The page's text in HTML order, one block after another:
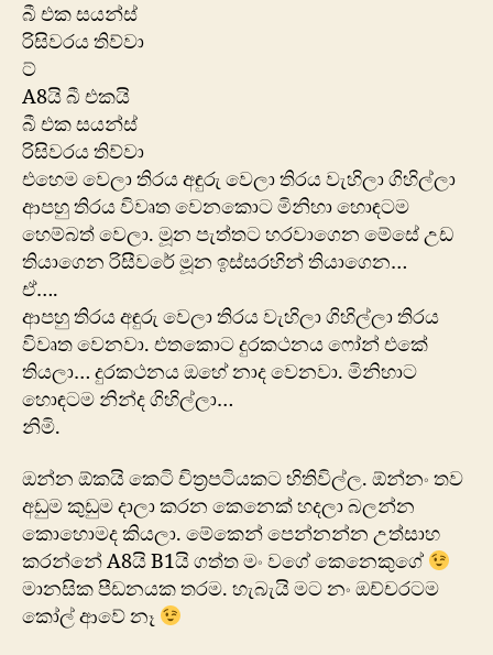
බී එක සයන්ස්
රිසිවරය තිව්වා
ට්
A8යි බී එකයි
බී එක සයන්ස්
රිසිවරය තිව්වා
එහෙම වෙලා තිරය අඳුරු වෙලා තිරය වැහිලා ගිහිල්ලා
ආපහු තිරය ‍විවෘත වෙනකොට මිනිහා හොඳටම
හෙම්බත් වෙලා. මූන පැත්තට හරවාගෙන මේසේ උඩ
ති‍යාගෙන රිසීවරේ මූන ඉස්සරහින් තියාගෙන…
ඒ….
ආපහු තිරය අඳුරු වෙලා තිරය වැහිලා ගිහිල්ලා තිරය
විවෘත වෙනවා. එතකොට දුරකථනය ෆෝන් එකේ
තියලා… දුරකථනය ඔහේ නාද වෙනවා. මිනිහාට
හොඳටම නින්ද ගිහිල්ලා…
නිමි.
ඔන්න ඕකයි කෙටි චිත්‍රපටියකට හිතිවිල්ල. ඕන්නං තව
අඩුම කුඩුම දාලා කරන කෙනෙක් හදලා බලන්න
‍කොහොමද කියලා. මේකෙන් පෙන්නන්න උත්සාහ
කරන්නේ A8යි B1යි ගත්ත මං වගේ කෙනෙකුගේ
මානසික පීඩනයක තරම. හැබැයි මට නං ඔච්චරටම
කෝල් ආවේ නෑ